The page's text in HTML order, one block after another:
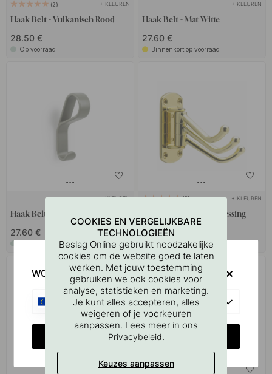
2 + KLEUREN
Haak Belt - Vulkanisch Rood
28.50 €
Op voorraad
+ KLEUREN
Haak Belt - Mat Witte
27.60 €
Binnenkort op voorraad
+ KLEUREN
Haak Belt - Grijze
27.60 €
9 + KLEUREN
Haak Lyr - Gepolijst Messing
21.50 €
Op voorraad
COOKIES EN VERGELIJKBARE
TECHNOLOGIEËN
Beslag Online gebruikt noodzakelijke
cookies om de website goed te laten
werken. Met jouw toestemming
gebruiken we ook cookies voor
analyse, statistieken en marketing.
Je kunt alles accepteren, alles
weigeren of je voorkeuren
aanpassen. Lees meer in ons
Privacybeleid.
Keuzes aanpassen
WOULD YOU RATHER VISIT?
CHANGE COUNTRY